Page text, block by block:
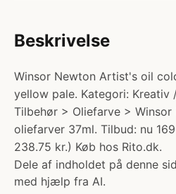
Beskrivelse
Winsor Newton Artist's oil
yellow pale. Kategori: Kreativ
Tilbehør > Oliefarve >
oliefarver 37ml. Tilbud: nu
238.75 kr.) Køb hos Rito.dk.
Dele af indholdet på denne
med hjælp fra AI.